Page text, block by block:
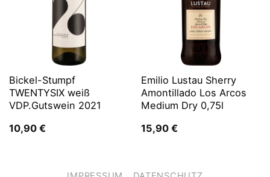
Bickel-Stumpf
TWENTYSIX weiß
VDP.Gutswein 2021
10,90 €
Emilio Lustau Sherry
Amontillado Los Arcos
Medium Dry 0,75l
15,90 €